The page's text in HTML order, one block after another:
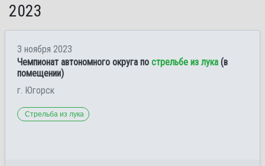
2023
3 ноября 2023
Чемпионат автономного округа по стрельбе из лука (в
помещении)
г. Югорск
Стрельба из лука